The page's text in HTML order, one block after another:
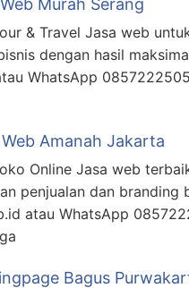
& Travel Jasa web
dengan hasil
WhatsApp
Amanah Jakarta
Online Jasa web
penjualan dan branding
atau WhatsApp
Bagus